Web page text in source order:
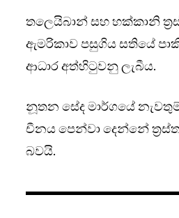
තලෙයිබාන් සහ හක්කානි
ඇමරිකාව පසුගිය සතියේ
ආධාර අත්හිටුවනු ලැබීය.
නූතන සේද මාර්ගයේ
චීනය පෙන්වා දෙන්නේ
බවයි.